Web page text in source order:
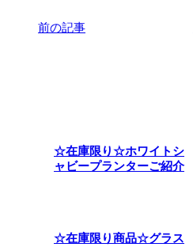
前の記事
☆在庫限り☆ホワイトシ
ャビープランターご紹介
☆在庫限り商品☆グラス